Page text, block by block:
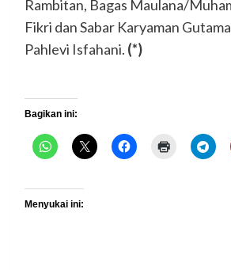
Rambitan, Bagas Maulana/
Fikri dan Sabar Karyaman
Pahlevi Isfahani. (*)
Bagikan ini:
Menyukai ini: